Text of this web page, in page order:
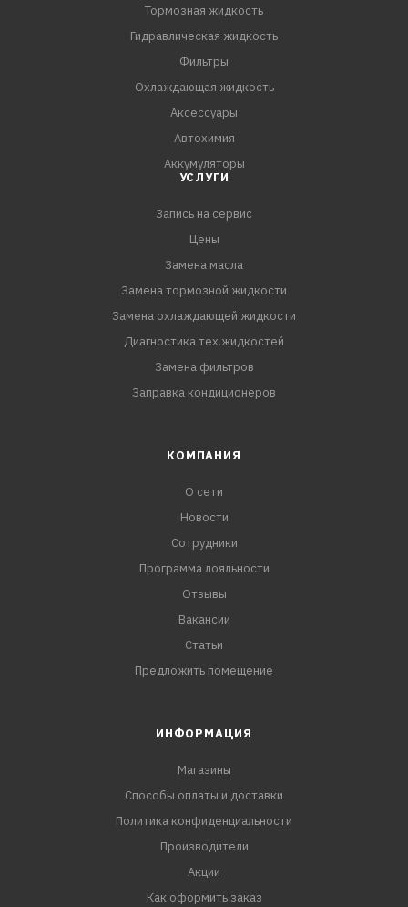
Тормозная жидкость
Гидравлическая жидкость
Фильтры
Охлаждающая жидкость
Аксессуары
Автохимия
Аккумуляторы
УСЛУГИ
Запись на сервис
Цены
Замена масла
Замена тормозной жидкости
Замена охлаждающей жидкости
Диагностика тех.жидкостей
Замена фильтров
Заправка кондиционеров
КОМПАНИЯ
О сети
Новости
Сотрудники
Программа лояльности
Отзывы
Вакансии
Статьи
Предложить помещение
ИНФОРМАЦИЯ
Магазины
Способы оплаты и доставки
Политика конфиденциальности
Производители
Акции
Как оформить заказ